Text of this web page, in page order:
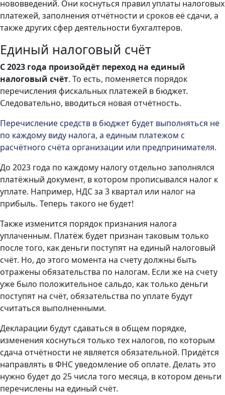
нововведений. Они коснуться правил уплаты налоговых
платежей, заполнения отчётности и сроков её сдачи, а
также других сфер деятельности бухгалтеров.
Единый налоговый счёт
С 2023 года произойдёт переход на единый
налоговый счёт. То есть, поменяется порядок
перечисления фискальных платежей в бюджет.
Следовательно, вводиться новая отчётность.
Перечисление средств в бюджет будет выполняться не
по каждому виду налога, а единым платежом с
расчётного счёта организации или предпринимателя.
До 2023 года по каждому налогу отдельно заполнялся
платёжный документ, в котором прописывался налог к
уплате. Например, НДС за 3 квартал или налог на
прибыль. Теперь такого не будет!
Также изменится порядок признания налога
уплаченным. Платёж будет признан таковым только
после того, как деньги поступят на единый налоговый
счёт. Но, до этого момента на счету должны быть
отражены обязательства по налогам. Если же на счету
уже было положительное сальдо, как только деньги
поступят на счёт, обязательства по уплате будут
считаться выполненными.
Декларации будут сдаваться в общем порядке,
изменения коснуться только тех налогов, по которым
сдача отчётности не является обязательной. Придётся
направлять в ФНС уведомление об оплате. Делать это
нужно будет до 25 числа того месяца, в котором деньги
перечислены на единый счёт.